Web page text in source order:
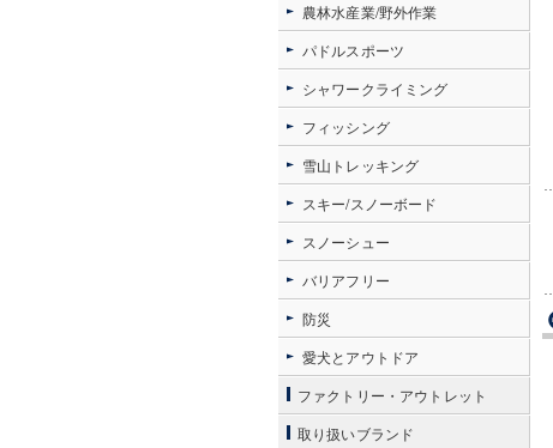
農林水産業/野外作業
パドルスポーツ
シャワークライミング
フィッシング
雪山トレッキング
スキー/スノーボード
スノーシュー
バリアフリー
防災
愛犬とアウトドア
ファクトリー・アウトレット
取り扱いブランド